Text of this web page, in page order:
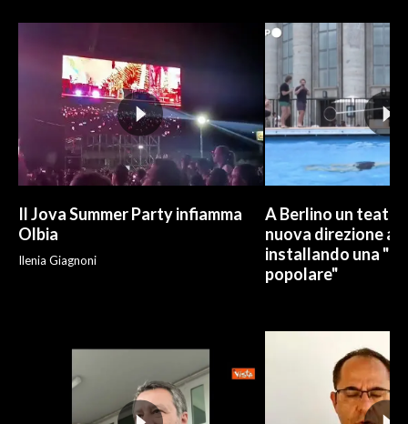
ANNUNCI
NECROLOGI
PUBBLICITÀ
SPIAGGE
STORE
Il Jova Summer Party infiamma
Olbia
Ilenia Giagnoni
A Berlino un
nuova direzione
installando una
popolare"